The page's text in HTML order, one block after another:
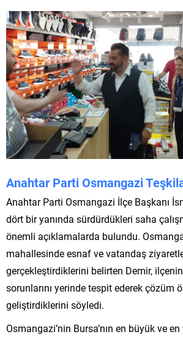
Anahtar Parti Osmangazi
Anahtar Parti Osmangazi İlçe Başkanı
dört bir yanında sürdürdükleri saha
önemli açıklamalarda bulundu.
mahallesinde esnaf ve vatandaş
gerçekleştirdiklerini belirten Demir,
sorunlarını yerinde tespit ederek çözüm
geliştirdiklerini söyledi.
Osmangazi’nin Bursa’nın en büyük ve